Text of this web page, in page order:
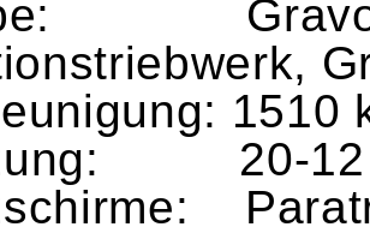
1510
20-12